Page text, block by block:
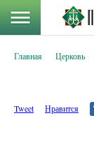
Главная Церковь
Tweet Нравится